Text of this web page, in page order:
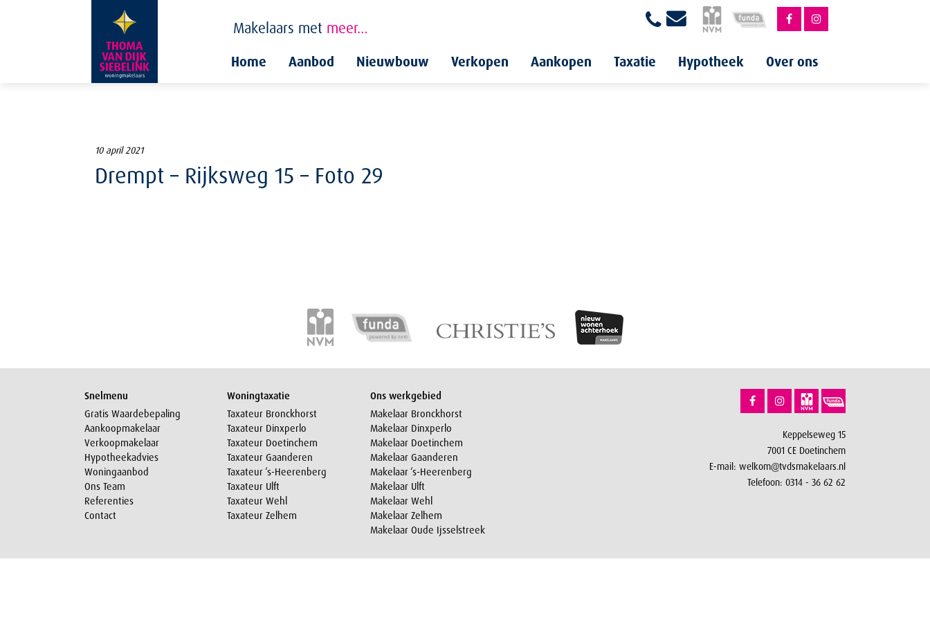
Makelaars met meer…
Home Aanbod Nieuwbouw Verkopen Aankopen Taxatie Hypotheek Over ons
10 april 2021
Drempt – Rijksweg 15 – Foto 29
Snelmenu
Gratis Waardebepaling
Aankoopmakelaar
Verkoopmakelaar
Hypotheekadvies
Woningaanbod
Ons Team
Referenties
Contact
Woningtaxatie
Taxateur Bronckhorst
Taxateur Dinxperlo
Taxateur Doetinchem
Taxateur Gaanderen
Taxateur ‘s-Heerenberg
Taxateur Ulft
Taxateur Wehl
Taxateur Zelhem
Ons werkgebied
Makelaar Bronckhorst
Makelaar Dinxperlo
Makelaar Doetinchem
Makelaar Gaanderen
Makelaar ‘s-Heerenberg
Makelaar Ulft
Makelaar Wehl
Makelaar Zelhem
Makelaar Oude Ijsselstreek
Keppelseweg 15
7001 CE Doetinchem
E-mail: welkom@tvdsmakelaars.nl
Telefoon: 0314 - 36 62 62